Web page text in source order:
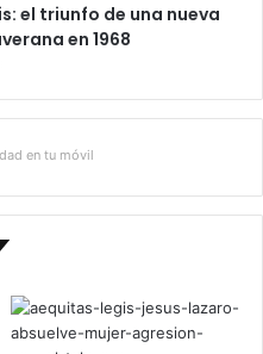
el triunfo de una nueva
en 1968
en tu móvil